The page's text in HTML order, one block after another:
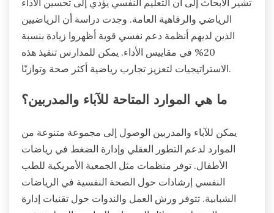
الرياضي والرفاهية العامة. وجدت دراسة أن الرياضيين
الذين لديهم أنظمة دعم نفسي قوية أظهروا زيادة بنسبة
20% في مقاييس الأداء. يمكن للمدارس تنفيذ هذه
الاستراتيجيات لتعزيز تجارب رياضية أكثر صحة وتوازنًا.
ما هي الموارد المتاحة للآباء والمدربين؟
يمكن للآباء والمدربين الوصول إلى مجموعة متنوعة من
الموارد لدعم التطور العقلي وإدارة الضغط في رياضات
الأطفال. توفر منظمات مثل الجمعية الأمريكية للطب
النفسي إرشادات حول الصحة النفسية في الرياضات
الشبابية. تتوفر ورش العمل والندوات حول تقنيات إدارة